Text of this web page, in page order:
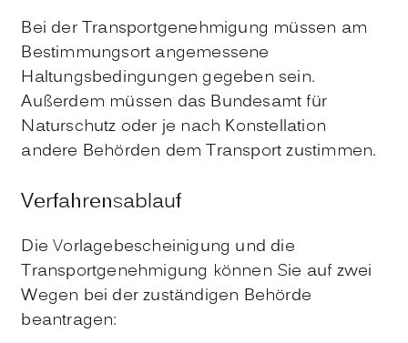
Bei der Transportgenehmigung müssen am
Bestimmungsort angemessene
Haltungsbedingungen gegeben sein.
Außerdem müssen das Bundesamt für
Naturschutz oder je nach Konstellation
andere Behörden dem Transport zustimmen.
Verfahrensablauf
Die Vorlagebescheinigung und die
Transportgenehmigung können Sie auf zwei
Wegen bei der zuständigen Behörde
beantragen: